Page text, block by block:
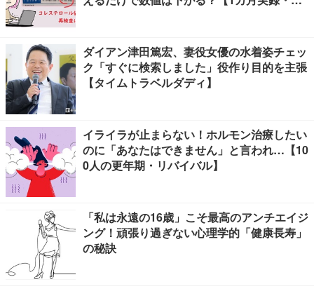
ダイアン津田篤宏、妻役女優の水着姿チェッ
ク「すぐに検索しました」役作り目的を主張
【タイムトラベルダディ】
イライラが止まらない！ホルモン治療したい
のに「あなたはできません」と言われ…【10
0人の更年期・リバイバル】
「私は永遠の16歳」こそ最高のアンチエイジ
ング！頑張り過ぎない心理学的「健康長寿」
の秘訣